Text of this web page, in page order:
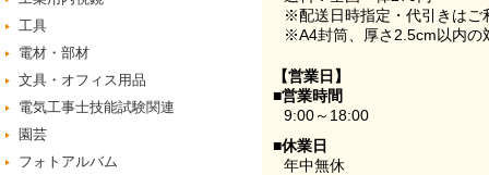
工具
電材・部材
文具・オフィス用品
電気工事士技能試験関連
園芸
フォトアルバム
※配送日時指定・代引きはご
※A4封筒、厚さ2.5cm以内の
【営業日】
■営業時間
9:00～18:00
■休業日
年中無休